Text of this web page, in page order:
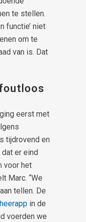
te stellen.
functie’ niet
om te
van is. Dat
eerst met
tijdrovend en
er eind
voor het
Marc. “We
tellen. De
in de
voerden we